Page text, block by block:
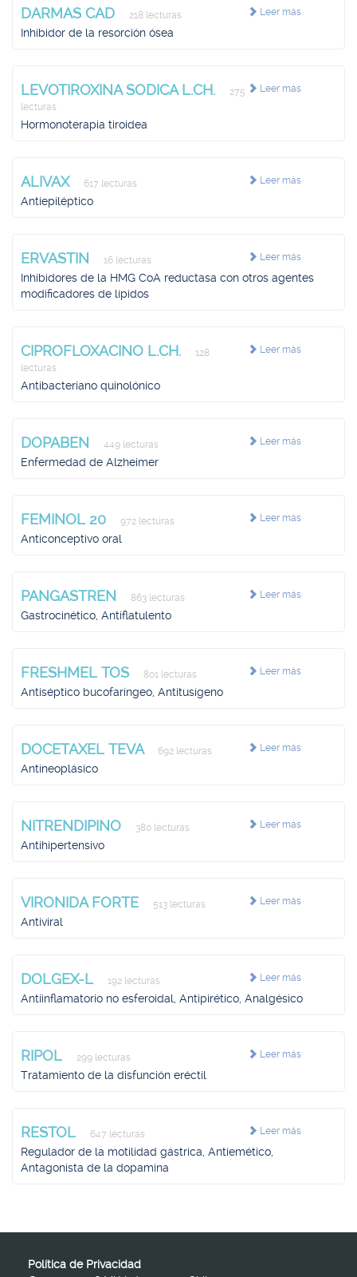
Leer más
DARMAS CAD 218 lecturas
Inhibidor de la resorción ósea
Leer más
LEVOTIROXINA SODICA L.CH.
275
lecturas
Hormonoterapia tiroidea
Leer más
ALIVAX 617 lecturas
Antiepiléptico
Leer más
ERVASTIN 16 lecturas
Inhibidores de la HMG CoA reductasa con otros agentes
modificadores de lípidos
Leer más
CIPROFLOXACINO L.CH.
128
lecturas
Antibacteriano quinolónico
Leer más
DOPABEN 449 lecturas
Enfermedad de Alzheimer
Leer más
FEMINOL 20 972 lecturas
Anticonceptivo oral
Leer más
PANGASTREN 863 lecturas
Gastrocinético, Antiflatulento
Leer más
FRESHMEL TOS 801 lecturas
Antiséptico bucofaríngeo, Antitusígeno
Leer más
DOCETAXEL TEVA 692 lecturas
Antineoplásico
Leer más
NITRENDIPINO 380 lecturas
Antihipertensivo
Leer más
VIRONIDA FORTE 513 lecturas
Antiviral
Leer más
DOLGEX-L 192 lecturas
Antiinflamatorio no esferoidal, Antipirético, Analgésico
Leer más
RIPOL 299 lecturas
Tratamiento de la disfunción eréctil
Leer más
RESTOL 647 lecturas
Regulador de la motilidad gástrica, Antiemético,
Antagonista de la dopamina
Política de Privacidad